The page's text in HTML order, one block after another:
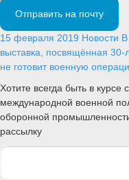
Отправить на почту
15 февраля 2019 Новости В
выставка, посвящённая 30-
не готовит военную
Хотите всегда быть в курсе
международной военной
оборонной
рассылку